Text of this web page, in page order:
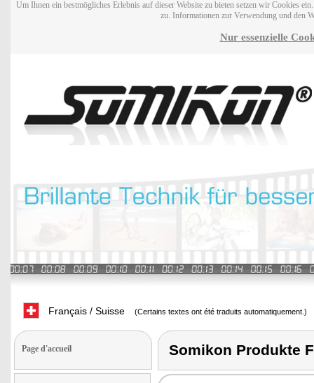
Um Ihnen ein bestmögliches Erlebnis auf dieser Website zu bieten setzen wir Cookies
zu. Informationen zur Verwendung und den
Nur essenzielle
Français / Suisse (Certains textes ont été traduits automatiquement.)
Page d'accueil Somikon Produkte